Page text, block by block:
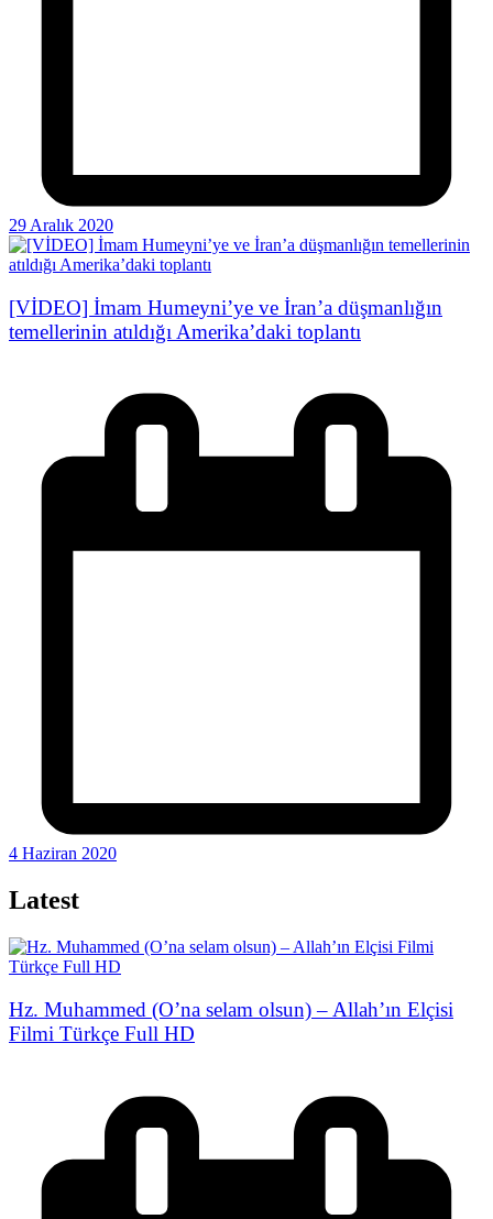
29 Aralık 2020
[VİDEO] İmam Humeyni’ye ve İran’a düşmanlığın
temellerinin atıldığı Amerika’daki toplantı
4 Haziran 2020
Latest
Hz. Muhammed (O’na selam olsun) – Allah’ın Elçisi
Filmi Türkçe Full HD